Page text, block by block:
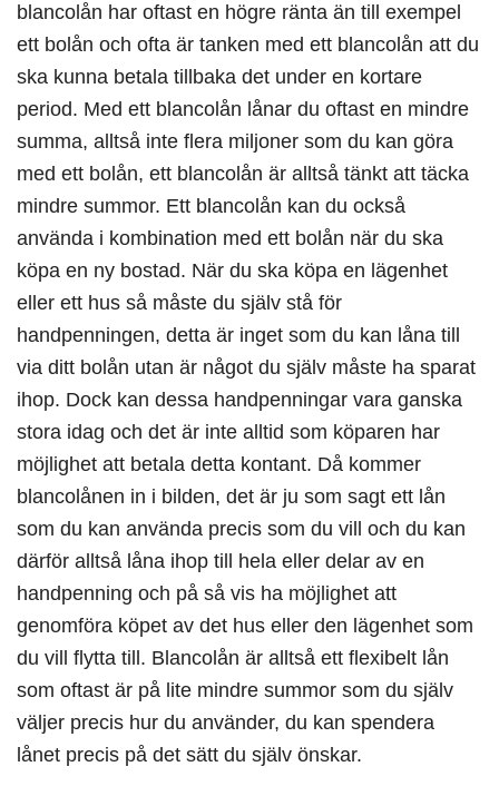
blancolån har oftast en högre ränta än till exempel
ett bolån och ofta är tanken med ett blancolån att du
ska kunna betala tillbaka det under en kortare
period. Med ett blancolån lånar du oftast en mindre
summa, alltså inte flera miljoner som du kan göra
med ett bolån, ett blancolån är alltså tänkt att täcka
mindre summor. Ett blancolån kan du också
använda i kombination med ett bolån när du ska
köpa en ny bostad. När du ska köpa en lägenhet
eller ett hus så måste du själv stå för
handpenningen, detta är inget som du kan låna till
via ditt bolån utan är något du själv måste ha sparat
ihop. Dock kan dessa handpenningar vara ganska
stora idag och det är inte alltid som köparen har
möjlighet att betala detta kontant. Då kommer
blancolånen in i bilden, det är ju som sagt ett lån
som du kan använda precis som du vill och du kan
därför alltså låna ihop till hela eller delar av en
handpenning och på så vis ha möjlighet att
genomföra köpet av det hus eller den lägenhet som
du vill flytta till. Blancolån är alltså ett flexibelt lån
som oftast är på lite mindre summor som du själv
väljer precis hur du använder, du kan spendera
lånet precis på det sätt du själv önskar.